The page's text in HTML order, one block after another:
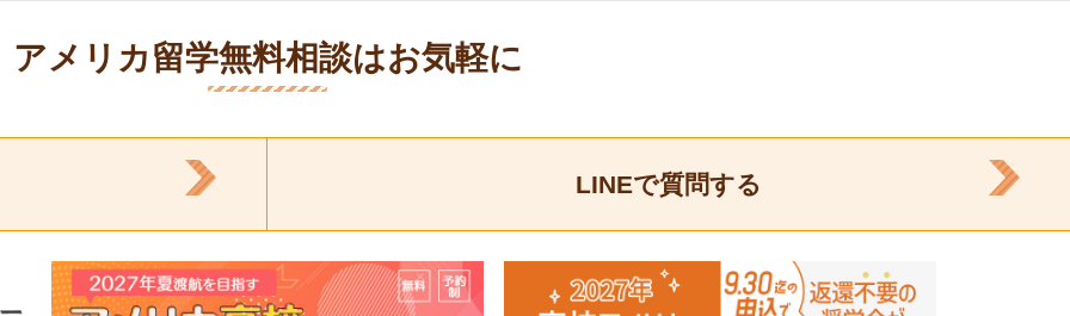
アメリカ留学無料相談はお気軽に
LINEで質問する